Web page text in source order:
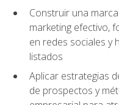
Construir una
marketing efectivo,
en redes sociales y
listados
Aplicar estrategias
de prospectos y